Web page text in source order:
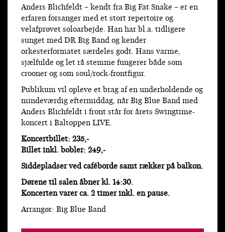
Anders Blichfeldt – kendt fra Big Fat Snake – er en
erfaren forsanger med et stort repertoire og
velafprøvet soloarbejde. Han har bl.a. tidligere
sunget med DR Big Band og kender
orkesterformatet særdeles godt. Hans varme,
sjælfulde og let rå stemme fungerer både som
crooner og som soul/rock-frontfigur.
Publikum vil opleve et brag af en underholdende og
mindeværdig eftermiddag, når Big Blue Band med
Anders Blichfeldt i front står for årets Swingtime-
koncert i Baltoppen LIVE.
Koncertbillet: 235,-
Billet inkl. bobler: 249,-
Siddepladser ved caféborde samt rækker på balkon.
Dørene til salen åbner kl. 14:30.
Koncerten varer ca. 2 timer inkl. en pause.
Arrangør: Big Blue Band